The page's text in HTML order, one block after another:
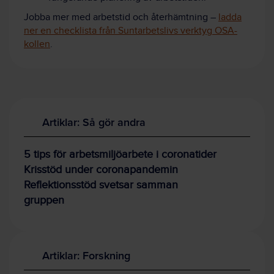
Jobba mer med arbetstid och återhämtning – ladda
ner en checklista från Suntarbetslivs verktyg OSA-
kollen.
Artiklar: Så gör andra
5 tips för arbetsmiljöarbete i coronatider
Krisstöd under coronapandemin
Reflektionsstöd svetsar samman
gruppen
Artiklar: Forskning